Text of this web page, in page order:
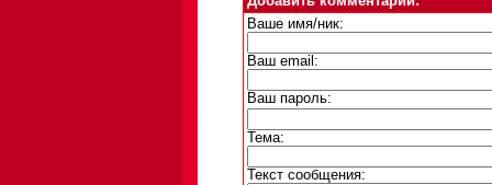
Ваше имя/ник:
Ваш email:
Ваш пароль:
Тема:
Текст сообщения: